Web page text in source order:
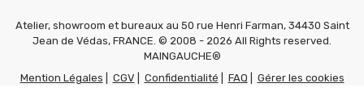
Atelier, showroom et bureaux au 50 rue Henri Farman, 34430 Saint
Jean de Védas, FRANCE. © 2008 - 2026 All Rights reserved.
MAINGAUCHE®
Mention Légales
CGV Confidentialité FAQ Gérer les cookies